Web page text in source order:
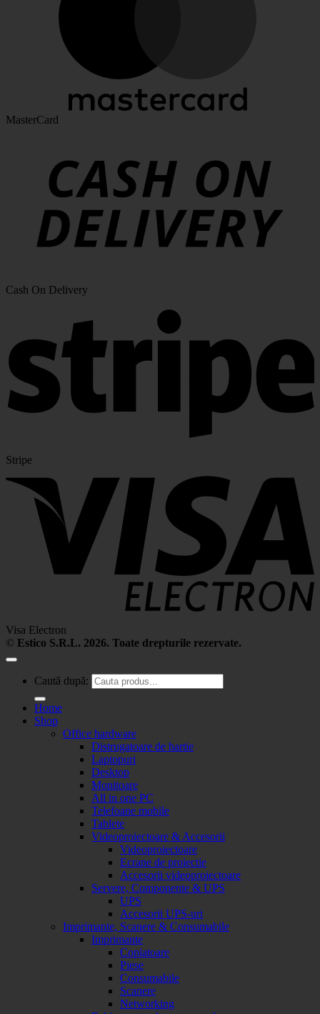
MasterCard
Cash On Delivery
Stripe
Visa Electron
© Estico S.R.L. 2026. Toate drepturile rezervate.
Caută după:
Home
Shop
Office hardware
Distrugatoare de hartie
Laptopuri
Desktop
Monitoare
All in one PC
Telefoane mobile
Tablete
Videoproiectoare & Accesorii
Videoproiectoare
Ecrane de proiectie
Accesorii videoproiectoare
Servere, Componente & UPS
UPS
Accesorii UPS-uri
Imprimante, Scanere & Consumabile
Imprimante
Copiatoare
Piese
Consumabile
Scanere
Networking